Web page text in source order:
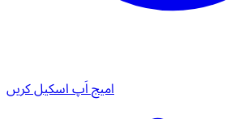
امیج اَپ اسکیل کریں